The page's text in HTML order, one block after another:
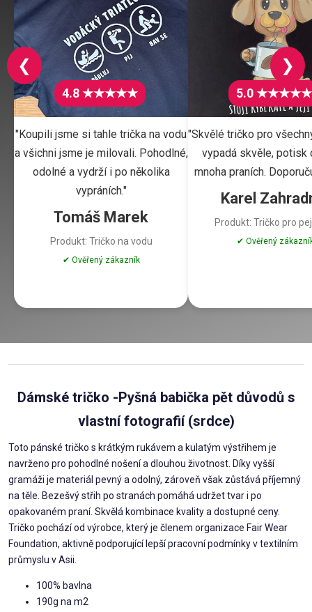
4.8 ★★★★★
"Koupili jsme si tahle trička na vodu
a všichni jsme je milovali. Pohodlné,
odolné a vydrží i po několika
vypráních."
Tomáš Marek
Produkt: Tričko na vodu
✔ Ověřený zákazník
5.0 ★★★★★
"Skvělé tričko pro
vypadá skvěle, potisk
mnoha praních.
Karel
Produkt: Tričko pro
✔ Ověřený
❮ ❯
Dámské tričko -Pyšná babička pět důvodů s
vlastní fotografií (srdce)
Toto pánské tričko s krátkým rukávem a kulatým výstřihem je
navrženo pro pohodlné nošení a dlouhou životnost. Díky vyšší
gramáži je materiál pevný a odolný, zároveň však zůstává příjemný
na těle. Bezešvý střih po stranách pomáhá udržet tvar i po
opakovaném praní. Skvělá kombinace kvality a dostupné ceny.
Tričko pochází od výrobce, který je členem organizace Fair Wear
Foundation, aktivně podporující lepší pracovní podmínky v textilním
průmyslu v Asii.
100% bavlna
190g na m2